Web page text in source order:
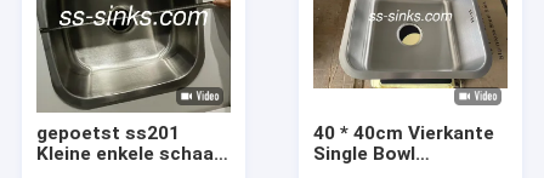
gepoetst ss201
Kleine enkele schaal
40 * 40cm Vierkante
Single Bowl